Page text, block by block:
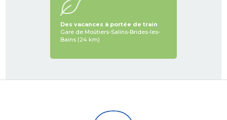
Des vacances à portée de train
Gare de Moûtiers-Salins-Brides-les-
Bains (24 km)